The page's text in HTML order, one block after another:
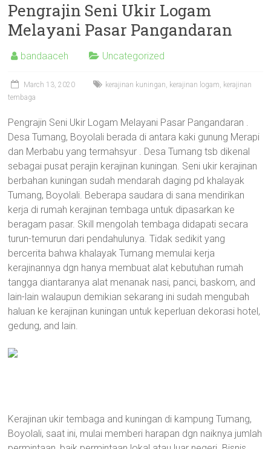
Pengrajin Seni Ukir Logam
Melayani Pasar Pangandaran
bandaaceh Uncategorized
March 13, 2020 kerajinan kuningan, kerajinan logam, kerajinan
tembaga
Pengrajin Seni Ukir Logam Melayani Pasar Pangandaran .
Desa Tumang, Boyolali berada di antara kaki gunung Merapi
dan Merbabu yang termahsyur . Desa Tumang tsb dikenal
sebagai pusat perajin kerajinan kuningan. Seni ukir kerajinan
berbahan kuningan sudah mendarah daging pd khalayak
Tumang, Boyolali. Beberapa saudara di sana mendirikan
kerja di rumah kerajinan tembaga untuk dipasarkan ke
beragam pasar. Skill mengolah tembaga didapati secara
turun-temurun dari pendahulunya. Tidak sedikit yang
bercerita bahwa khalayak Tumang memulai kerja
kerajinannya dgn hanya membuat alat kebutuhan rumah
tangga diantaranya alat menanak nasi, panci, baskom, and
lain-lain walaupun demikian sekarang ini sudah mengubah
haluan ke kerajinan kuningan untuk keperluan dekorasi hotel,
gedung, and lain.
Kerajinan ukir tembaga and kuningan di kampung Tumang,
Boyolali, saat ini, mulai memberi harapan dgn naiknya jumlah